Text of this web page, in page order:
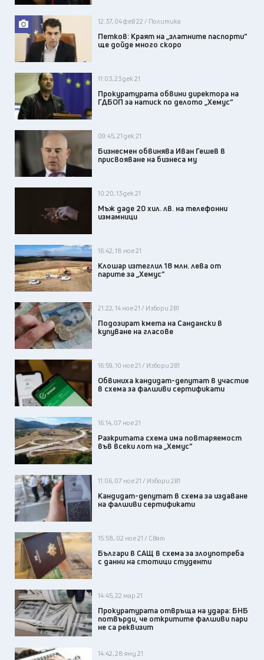
12:37, 04 фев 22 / Политика
Петков: Краят на „златните паспорти“
ще дойде много скоро
11:03, 23 дек 21
Прокуратурата обвини директора на
ГДБОП за натиск по делото „Хемус“
09:45, 21 дек 21
Бизнесмен обвинява Иван Гешев в
присвояване на бизнеса му
10:20, 13 дек 21
Мъж даде 20 хил. лв. на телефонни
измамници
16:42, 18 ное 21
Клошар изтеглил 18 млн. лева от
парите за „Хемус“
21:22, 14 ное 21 / Избори 2в1
Подозират кмета на Сандански в
купуване на гласове
16:59, 10 ное 21 / Избори 2в1
Обвиниха кандидат-депутат в участие
в схема за фалшиви сертификати
16:14, 07 ное 21
Разкритата схема има повтаряемост
във всеки лот на „Хемус“
11:06, 07 ное 21 / Избори 2в1
Кандидат-депутат в схема за издаване
на фалшиви сертификати
15:58, 02 ное 21 / Свят
Българи в САЩ в схема за злоупотреба
с данни на стотици студенти
14:45, 22 мар 21
Прокуратурата отвръща на удара: БНБ
потвърди, че откритите фалшиви пари
не са реквизит
14:42, 28 яну 21